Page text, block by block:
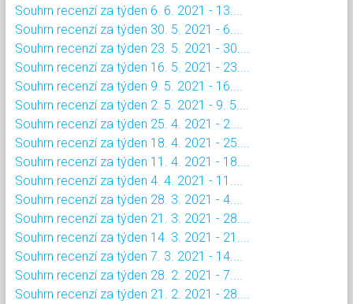
Souhrn recenzí za týden 6. 6. 2021 - 13....
Souhrn recenzí za týden 30. 5. 2021 - 6....
Souhrn recenzí za týden 23. 5. 2021 - 30....
Souhrn recenzí za týden 16. 5. 2021 - 23....
Souhrn recenzí za týden 9. 5. 2021 - 16....
Souhrn recenzí za týden 2. 5. 2021 - 9. 5....
Souhrn recenzí za týden 25. 4. 2021 - 2....
Souhrn recenzí za týden 18. 4. 2021 - 25....
Souhrn recenzí za týden 11. 4. 2021 - 18....
Souhrn recenzí za týden 4. 4. 2021 - 11....
Souhrn recenzí za týden 28. 3. 2021 - 4....
Souhrn recenzí za týden 21. 3. 2021 - 28....
Souhrn recenzí za týden 14. 3. 2021 - 21....
Souhrn recenzí za týden 7. 3. 2021 - 14....
Souhrn recenzí za týden 28. 2. 2021 - 7....
Souhrn recenzí za týden 21. 2. 2021 - 28....